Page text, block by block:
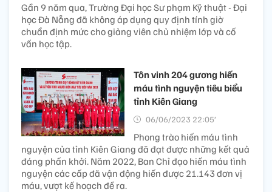
Gần 9 năm qua, Trường Đại học Sư phạm Kỹ thuật - Đại
học Đà Nẵng đã không áp dụng quy định tính giờ
chuẩn định mức cho giảng viên chủ nhiệm lớp và cố
vấn học tập.
Tôn vinh 204 gương hiến
máu tình nguyện tiêu biểu
tỉnh Kiên Giang
06/06/2023 22:05’
Phong trào hiến máu tình
nguyện của tỉnh Kiên Giang đã đạt được những kết quả
đáng phấn khởi. Năm 2022, Ban Chỉ đạo hiến máu tình
nguyện các cấp đã vận động hiến được 21.143 đơn vị
máu, vượt kế hoạch đề ra.